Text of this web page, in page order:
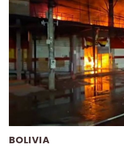
BOLIVIA